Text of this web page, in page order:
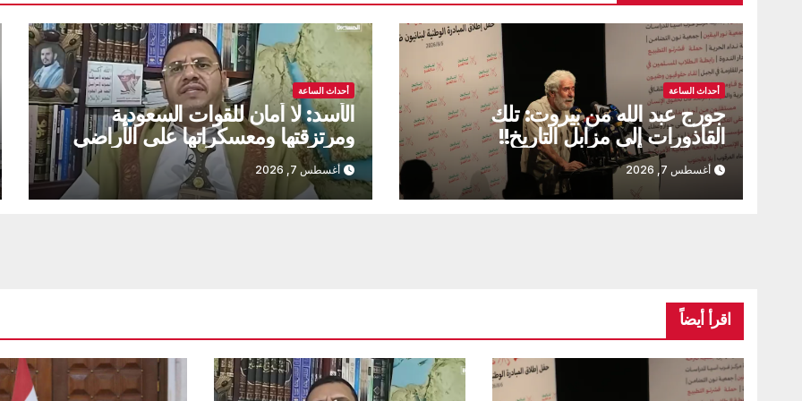
أحداث الساعة
جورج عبد الله من بيروت: تلك
القاذورات إلى مزابل التاريخ!!
أغسطس 7, 2026
أحداث الساعة
الأسد: لا أمان للقوات السعودية
ومرتزقتها ومعسكراتها على الأراضي
اليمنية
أغسطس 7, 2026
اقرأ أيضاً